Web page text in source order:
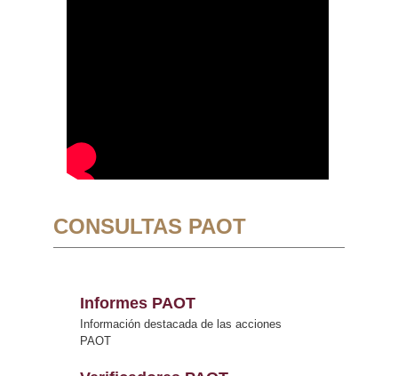
CONSULTAS PAOT
Informes PAOT
Información destacada de las acciones
PAOT